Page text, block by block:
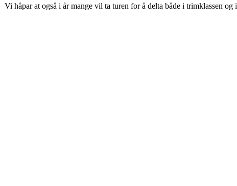
håpar at også i år mange vil ta turen for å delta både i trimklassen og i